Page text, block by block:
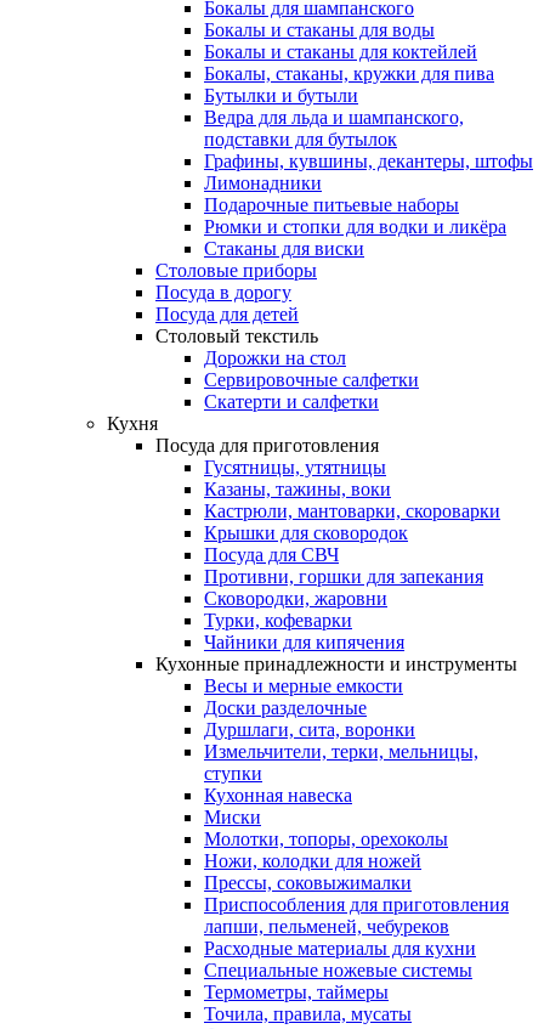
Бокалы для шампанского
Бокалы и стаканы для воды
Бокалы и стаканы для коктейлей
Бокалы, стаканы, кружки для пива
Бутылки и бутыли
Ведра для льда и шампанского,
подставки для бутылок
Графины, кувшины, декантеры, штофы
Лимонадники
Подарочные питьевые наборы
Рюмки и стопки для водки и ликёра
Стаканы для виски
Столовые приборы
Посуда в дорогу
Посуда для детей
Столовый текстиль
Дорожки на стол
Сервировочные салфетки
Скатерти и салфетки
Кухня
Посуда для приготовления
Гусятницы, утятницы
Казаны, тажины, воки
Кастрюли, мантоварки, скороварки
Крышки для сковородок
Посуда для СВЧ
Противни, горшки для запекания
Сковородки, жаровни
Турки, кофеварки
Чайники для кипячения
Кухонные принадлежности и инструменты
Весы и мерные емкости
Доски разделочные
Дуршлаги, сита, воронки
Измельчители, терки, мельницы,
ступки
Кухонная навеска
Миски
Молотки, топоры, орехоколы
Ножи, колодки для ножей
Прессы, соковыжималки
Приспособления для приготовления
лапши, пельменей, чебуреков
Расходные материалы для кухни
Специальные ножевые системы
Термометры, таймеры
Точила, правила, мусаты